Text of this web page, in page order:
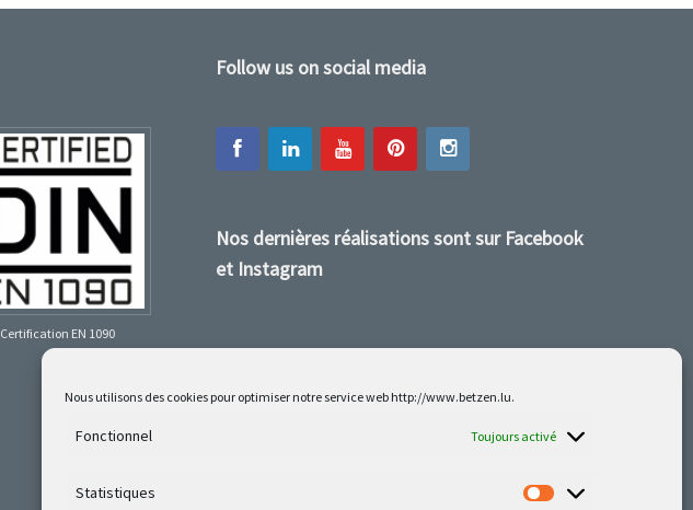
Nous utilisons des cookies pour optimiser notre service web http://www.betzen.lu.
Fonctionnel Toujours activé
Statistiques
Certification EN 1090
Follow us on social media
Nos dernières réalisations sont sur Facebook
et Instagram